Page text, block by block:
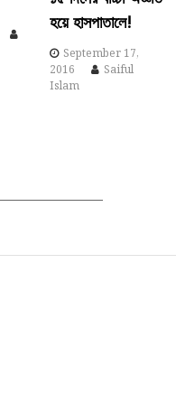
হয়ে হাসপাতালে!
September 17,
2016
Saiful
Islam